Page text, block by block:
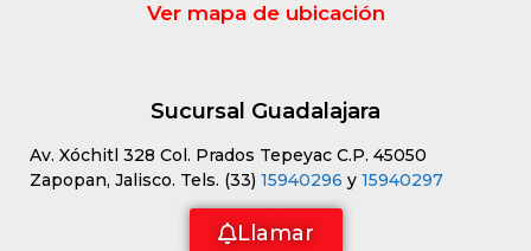
Ver mapa de ubicación
Sucursal Guadalajara
Av. Xóchitl 328 Col. Prados Tepeyac C.P. 45050
Zapopan, Jalisco. Tels. (33) 15940296 y 15940297
Llamar